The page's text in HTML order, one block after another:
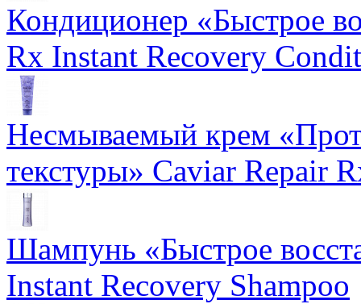
Кондиционер «Быстрое
Rx Instant Recovery
Несмываемый крем
текстуры» Caviar Repair
Шампунь «Быстрое
Instant Recovery Shampoo